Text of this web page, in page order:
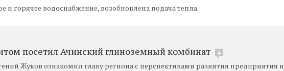
и горячее водоснабжение, возобновлена подача тепла.
посетил Ачинский глиноземный комбинат 4
Жуков ознакомил главу региона с перспективами развития предприятия и